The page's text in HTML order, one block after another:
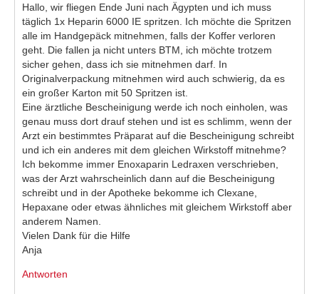
Hallo, wir fliegen Ende Juni nach Ägypten und ich muss
täglich 1x Heparin 6000 IE spritzen. Ich möchte die Spritzen
alle im Handgepäck mitnehmen, falls der Koffer verloren
geht. Die fallen ja nicht unters BTM, ich möchte trotzem
sicher gehen, dass ich sie mitnehmen darf. In
Originalverpackung mitnehmen wird auch schwierig, da es
ein großer Karton mit 50 Spritzen ist.
Eine ärztliche Bescheinigung werde ich noch einholen, was
genau muss dort drauf stehen und ist es schlimm, wenn der
Arzt ein bestimmtes Präparat auf die Bescheinigung schreibt
und ich ein anderes mit dem gleichen Wirkstoff mitnehme?
Ich bekomme immer Enoxaparin Ledraxen verschrieben,
was der Arzt wahrscheinlich dann auf die Bescheinigung
schreibt und in der Apotheke bekomme ich Clexane,
Hepaxane oder etwas ähnliches mit gleichem Wirkstoff aber
anderem Namen.
Vielen Dank für die Hilfe
Anja
Antworten